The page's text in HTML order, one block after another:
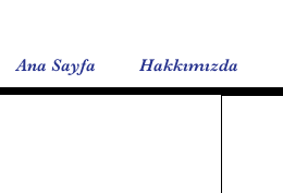
Ana Sayfa Hakkımızda